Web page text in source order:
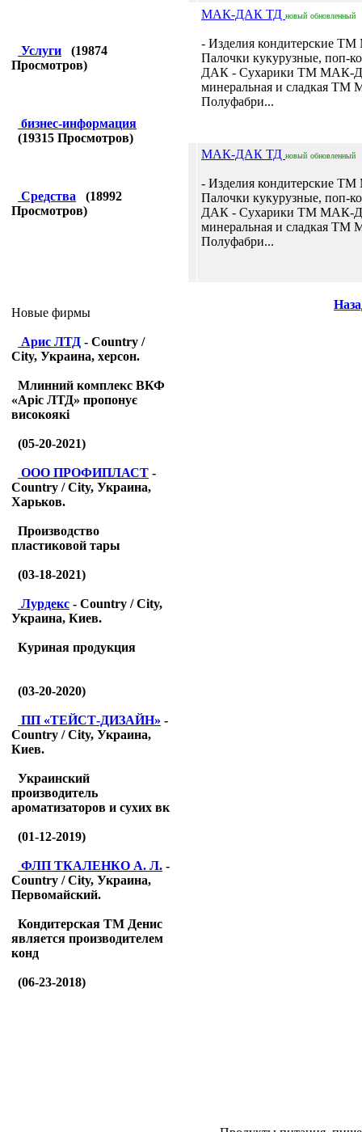
Услуги (19874
Просмотров)
бизнес-информация
(19315 Просмотров)
Средства (18992
Просмотров)
Новые фирмы
Арис ЛТД - Country /
City, Украина, херсон.
Млинний комплекс ВКФ
«Аріс ЛТД» пропонує
високоякі
(05-20-2021)
ООО ПРОФИПЛАСТ -
Country / City, Украина,
Харьков.
Производство
пластиковой тары
(03-18-2021)
Лурдекс - Country / City,
Украина, Киев.
Куриная продукция
(03-20-2020)
ПП «ТЕЙСТ-ДИЗАЙН» -
Country / City, Украина,
Киев.
Украинский
производитель
ароматизаторов и сухих вк
(01-12-2019)
ФЛП ТКАЛЕНКО А. Л. -
Country / City, Украина,
Первомайский.
Кондитерская ТМ Денис
является производителем
конд
(06-23-2018)
МАК-ДАК ТД новый обновленный
- Изделия кондитерские
Палочки кукурузные,
ДАК - Сухарики ТМ МАК-
минеральная и сладкая
Полуфабри...
МАК-ДАК ТД новый обновленный
- Изделия кондитерские
Палочки кукурузные,
ДАК - Сухарики ТМ МАК-
минеральная и сладкая
Полуфабри...